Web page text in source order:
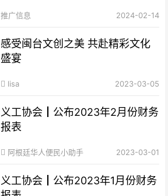
推广信息 2024-02-14
感受闽台文创之美 共赴精彩文化
盛宴
lisa 2023-03-05
义工协会┃公布2023年2月份财务
报表
阿根廷华人便民小助手 2023-03-01
义工协会┃公布2023年1月份财务